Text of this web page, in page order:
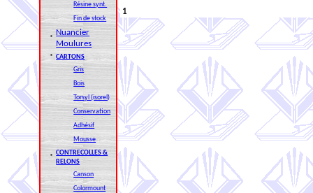
Résine synt.
Fin de stock
*
Nuancier
Moulures
* CARTONS
Gris
Bois
Torsyl (isorel)
Conservation
Adhésif
Mousse
*
CONTRECOLLES &
RELONS
Canson
Colormount
1